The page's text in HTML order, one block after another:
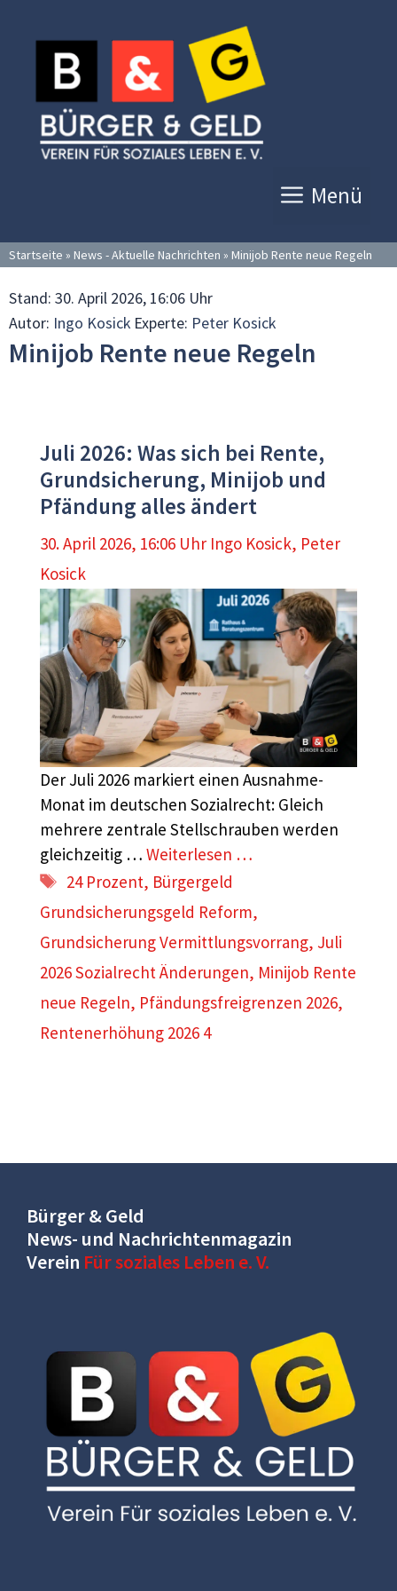
Inhalt
springen
Menü
Startseite » News - Aktuelle Nachrichten » Minijob Rente neue Regeln
Stand: 30. April 2026, 16:06 Uhr
Autor: Ingo Kosick Experte: Peter Kosick
Minijob Rente neue Regeln
Juli 2026: Was sich bei Rente,
Grundsicherung, Minijob und
Pfändung alles ändert
30. April 2026, 16:06 Uhr Ingo Kosick, Peter
Kosick
Der Juli 2026 markiert einen Ausnahme-
Monat im deutschen Sozialrecht: Gleich
mehrere zentrale Stellschrauben werden
gleichzeitig … Weiterlesen …
Schlagwörter
24 Prozent, Bürgergeld
Grundsicherungsgeld Reform,
Grundsicherung Vermittlungsvorrang, Juli
2026 Sozialrecht Änderungen, Minijob Rente
neue Regeln, Pfändungsfreigrenzen 2026,
Rentenerhöhung 2026 4
Bürger & Geld
News- und Nachrichtenmagazin
Verein Für soziales Leben e. V.